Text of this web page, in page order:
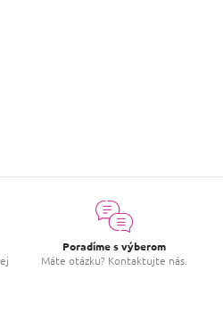
Poradíme s výberom
Máte otázku? Kontaktujte nás.